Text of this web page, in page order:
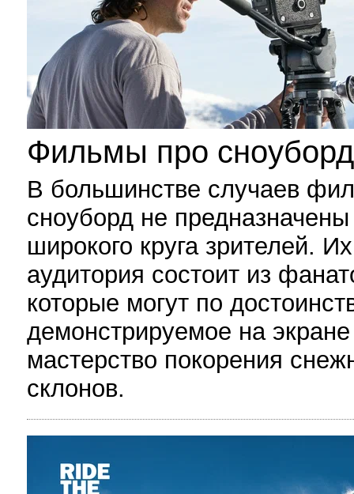
Фильмы про сноуборд
В большинстве случаев
сноуборд не
широкого круга зрителей. Их
аудитория состоит из
которые могут по
демонстрируемое на экране
мастерство покорения
склонов.